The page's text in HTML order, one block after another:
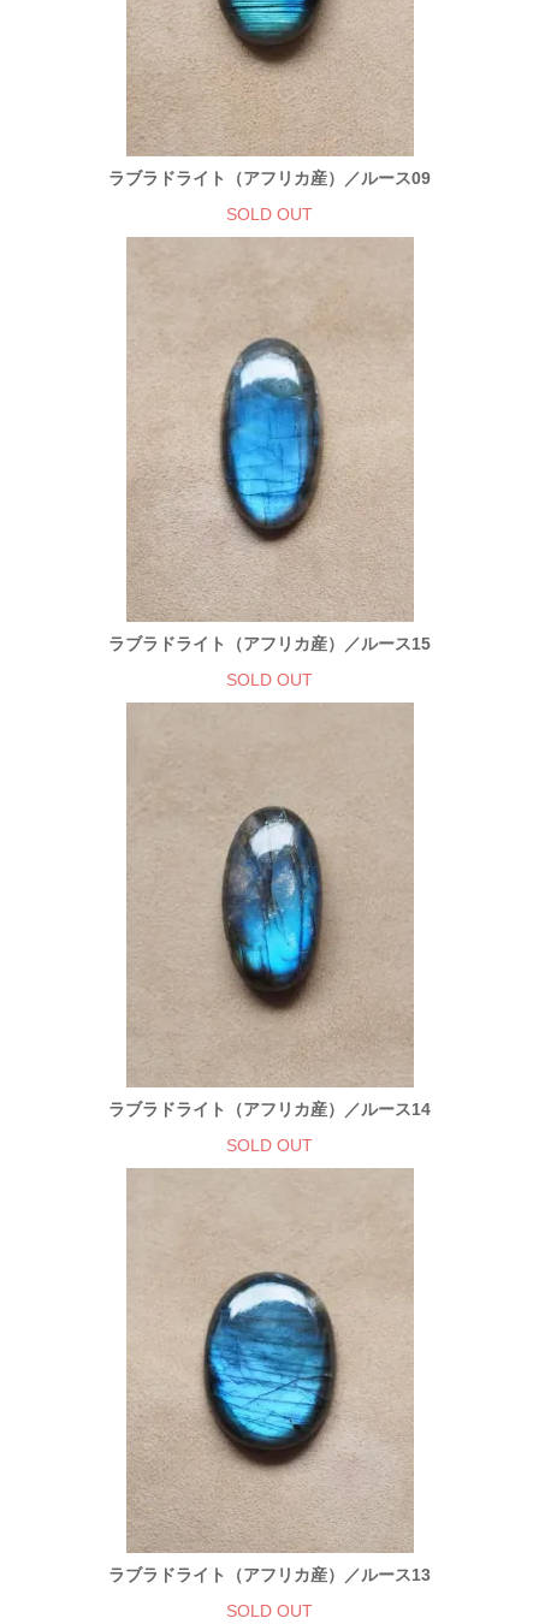
ラブラドライト（アフリカ産）／ルース09
SOLD OUT
ラブラドライト（アフリカ産）／ルース15
SOLD OUT
ラブラドライト（アフリカ産）／ルース14
SOLD OUT
ラブラドライト（アフリカ産）／ルース13
SOLD OUT